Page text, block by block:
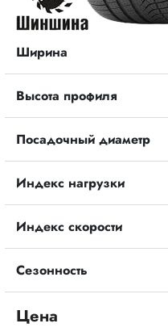
Ширина
Высота профиля
Посадочный диаметр
Индекс нагрузки
Индекс скорости
Сезонность
Цена